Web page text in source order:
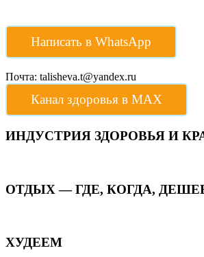
Написать в WhatsApp
Почта: talisheva.t@yandex.ru
Канал здоровья в МАХ
ИНДУСТРИЯ ЗДОРОВЬЯ И
ОТДЫХ — ГДЕ, КОГДА,
ХУДЕЕМ